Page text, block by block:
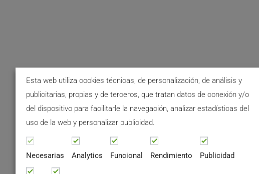
Esta web utiliza cookies técnicas, de personalización, de análisis y
publicitarias, propias y de terceros, que tratan datos de conexión y/o
del dispositivo para facilitarle la navegación, analizar estadísticas del
uso de la web y personalizar publicidad.
Necesarias Analytics Funcional Rendimiento Publicidad